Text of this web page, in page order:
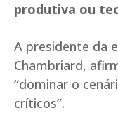
produtiva ou
A presidente da
Chambriard,
“dominar o
críticos”.